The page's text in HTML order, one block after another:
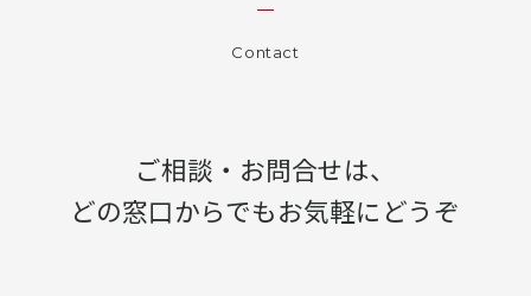
Contact
ご相談・お問合せは、
どの窓口からでもお気軽にどうぞ